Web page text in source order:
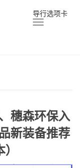
导行选项卡
穗森环保入
新装备推荐